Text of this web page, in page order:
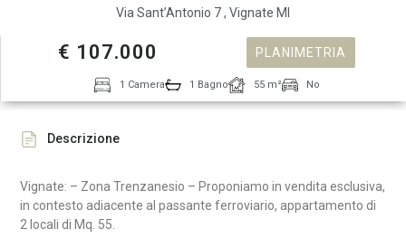
Via Sant’Antonio 7 , Vignate MI
€ 107.000 PLANIMETRIA
1 Camera 1 Bagno 55 m² No
Descrizione
Vignate: – Zona Trenzanesio – Proponiamo in vendita esclusiva,
in contesto adiacente al passante ferroviario, appartamento di
2 locali di Mq. 55.